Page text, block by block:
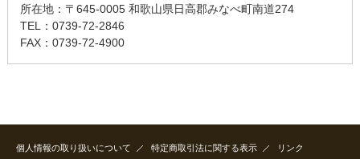
所在地：〒645-0005 和歌山県日高郡みなべ町南道274
TEL：0739-72-2846
FAX：0739-72-4900
個人情報の取り扱いについて 特定商取引法に関する表示 リンク